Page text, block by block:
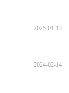
2025-01-13
2024-02-14